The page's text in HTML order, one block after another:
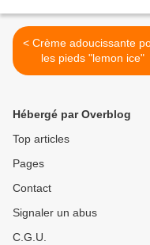
< Crème adoucissante pour
les pieds "lemon ice"
Hébergé par Overblog
Top articles
Pages
Contact
Signaler un abus
C.G.U.